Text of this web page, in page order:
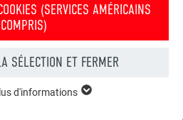
(SERVICES AMÉRICAINS
COMPRIS)
SÉLECTION ET FERMER
d'informations